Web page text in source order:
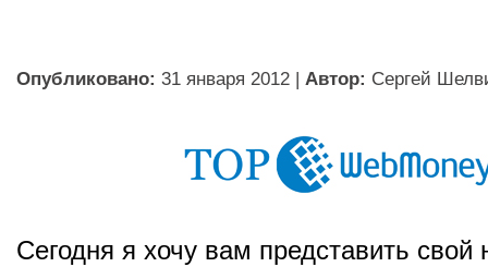
Опубликовано: 31 января 2012 | Автор: Сергей
Сегодня я хочу вам представить